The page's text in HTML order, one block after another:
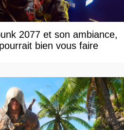
2077 et son ambiance,
bien vous faire